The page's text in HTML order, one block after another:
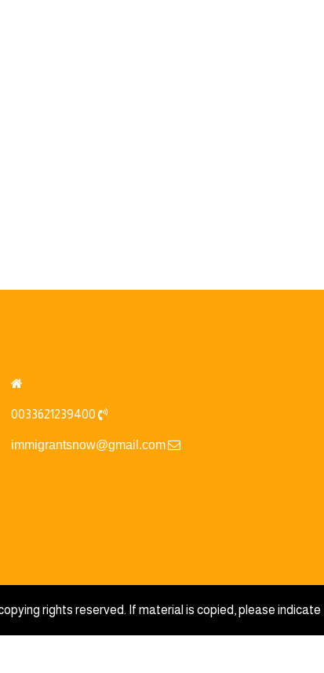
immigrantsnow@gmail.com
rights reserved. If material is copied, please indicate